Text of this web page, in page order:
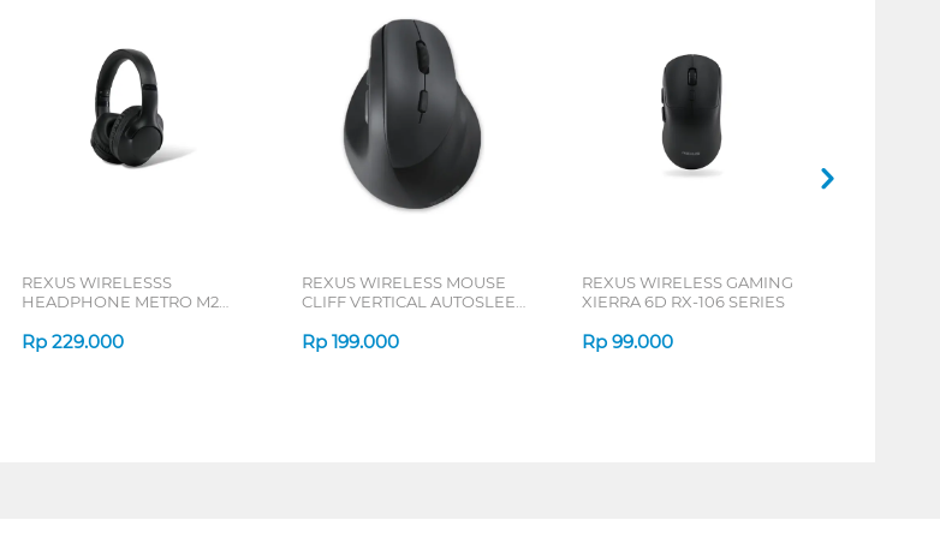
REXUS WIRELESSS
HEADPHONE METRO M2
Rp 229.000
REXUS WIRELESS MOUSE
CLIFF VERTICAL AUTOSLEEP
Rp 199.000
REXUS WIRELESS GAMING
XIERRA 6D RX-106 SERIES
Rp 99.000